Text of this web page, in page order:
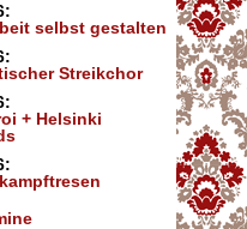
selbst gestalten
Streikchor
+ Helsinki